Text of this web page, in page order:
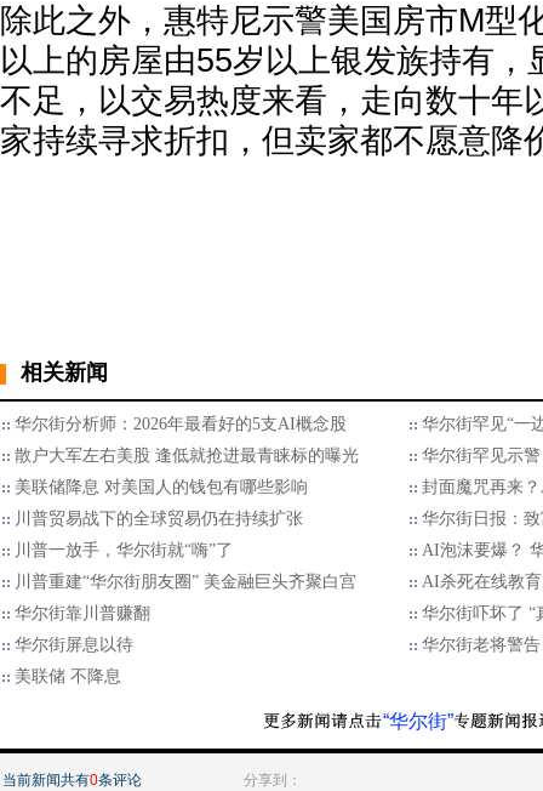
除此之外，惠特尼示警美国房市M型
以上的房屋由55岁以上银发族持有，
不足，以交易热度来看，走向数十年
家持续寻求折扣，但卖家都不愿意降
相关新闻
华尔街分析师：2026年最看好的5支AI概念股
华尔街罕见“一
散户大军左右美股 逢低就抢进最青睐标的曝光
华尔街罕见示
美联储降息 对美国人的钱包有哪些影响
封面魔咒再来
川普贸易战下的全球贸易仍在持续扩张
华尔街日报：
川普一放手，华尔街就“嗨”了
AI泡沫要爆？
川普重建“华尔街朋友圈” 美金融巨头齐聚白宫
AI杀死在线教
华尔街靠川普赚翻
华尔街吓坏了 “
华尔街屏息以待
华尔街老将警
美联储 不降息
“华尔街”
当前新闻共有0条评论 分享到：